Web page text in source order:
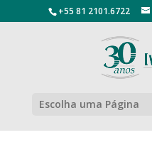
+55 81 2101.6722
Escolha uma Página